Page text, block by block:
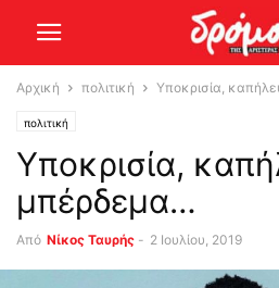
Αρχική πολιτική Υποκρισία,
πολιτική
Υποκρισία,
μπέρδεμα…
Από Νίκος Ταυρής - 2 Ιουλίου, 2019